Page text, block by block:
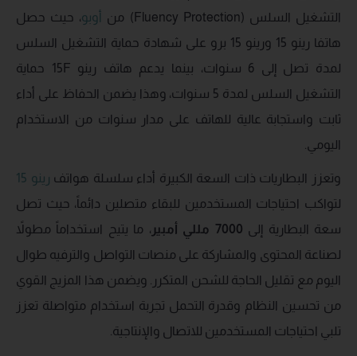
التشغيل السلس (Fluency Protection) من
أوبو، حيث حصل
هاتفا رينو 15 ورينو 15 برو على شهادة حماية التشغيل السلس
لمدة تصل إلى 6 سنوات، بينما يدعم هاتف رينو 15F حماية
التشغيل السلس لمدة 5 سنوات، وهذا يضمن الحفاظ على أداء
ثابت واستجابة عالية للهاتف على مدار سنوات من الاستخدام
اليومي.
وتعزز البطاريات ذات السعة الكبيرة أداء سلسلة هواتف رينو 15
لتواكب احتياجات المستخدمين للبقاء متصلين دائماً، حيث تصل
سعة البطارية إلى 7000 مللي أمبير ، ما يتيح استخداماً مطولاً
لصناعة المحتوى والمشاركة على منصات التواصل والترفيه طوال
اليوم مع تقليل الحاجة للشحن المتكرر. ويضمن هذا المزيج القوي
من تحسين النظام وقدرة التحمل تجربة استخدام متواصلة تعزز
تلبي احتياجات المستخدمين للاتصال والإنتاجية.